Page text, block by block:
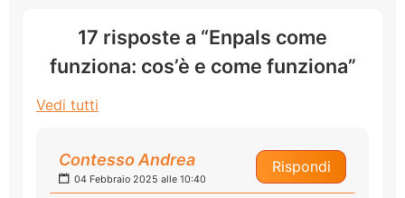
17 risposte a “Enpals come
funziona: cos’è e come funziona”
Vedi tutti
Rispondi
Contesso Andrea
04 Febbraio 2025 alle 10:40